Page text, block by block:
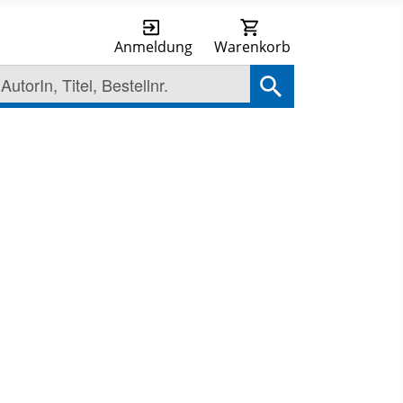
Anmeldung Warenkorb